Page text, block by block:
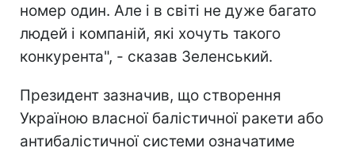
номер один. Але і в світі не дуже багато
людей і компаній, які хочуть такого
конкурента", - сказав Зеленський.
Президент зазначив, що створення
Україною власної балістичної ракети або
антибалістичної системи означатиме